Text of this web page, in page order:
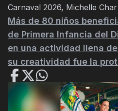
Contacto
Carnaval 2026, Michelle Char
Más de 80 niños
de Primera Infancia del
en una actividad llena
su creatividad fue la